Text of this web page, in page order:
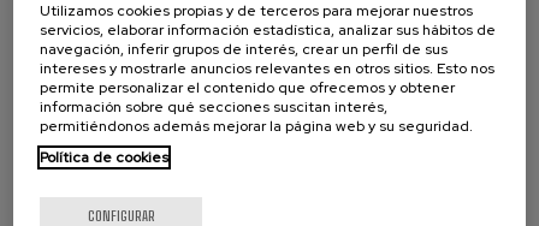
Utilizamos cookies propias y de terceros para mejorar nuestros
servicios, elaborar información estadística, analizar sus hábitos de
navegación, inferir grupos de interés, crear un perfil de sus
intereses y mostrarle anuncios relevantes en otros sitios. Esto nos
permite personalizar el contenido que ofrecemos y obtener
información sobre qué secciones suscitan interés,
permitiéndonos además mejorar la página web y su seguridad.
Política de cookies
CONFIGURAR